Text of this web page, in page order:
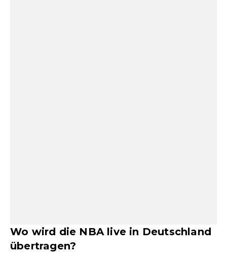
Wo wird die NBA live in Deutschland
übertragen?